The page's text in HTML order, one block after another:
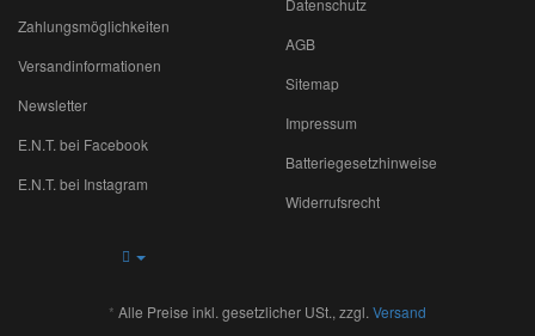
Zahlungsmöglichkeiten
Versandinformationen
Newsletter
E.N.T. bei Facebook
E.N.T. bei Instagram
Datenschutz
AGB
Sitemap
Impressum
Batteriegesetzhinweise
Widerrufsrecht
* Alle Preise inkl. gesetzlicher USt., zzgl. Versand